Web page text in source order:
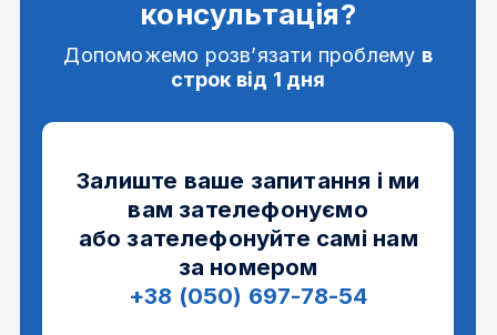
консультація?
Допоможемо розв’язати проблему в
строк від 1 дня
Залиште ваше запитання і ми
вам зателефонуємо
або зателефонуйте самі нам
за номером
+38 (050) 697-78-54